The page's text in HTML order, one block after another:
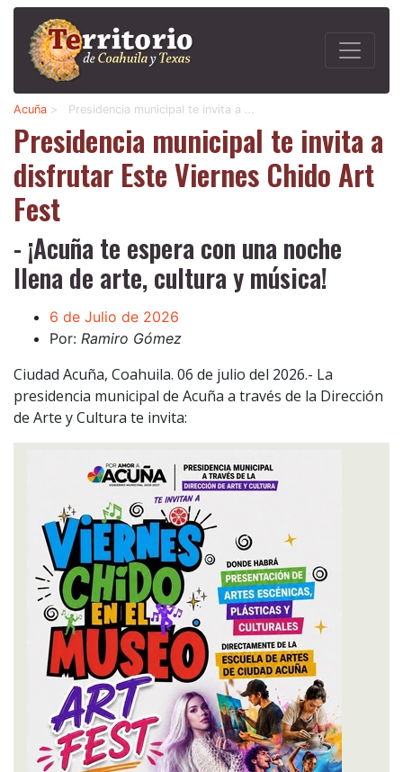
Acuña > Presidencia municipal te invita a …
Presidencia municipal te invita a
disfrutar Este Viernes Chido Art
Fest
- ¡Acuña te espera con una noche
llena de arte, cultura y música!
6 de Julio de 2026
Por: Ramiro Gómez
Ciudad Acuña, Coahuila. 06 de julio del 2026.- La
presidencia municipal de Acuña a través de la Dirección
de Arte y Cultura te invita: